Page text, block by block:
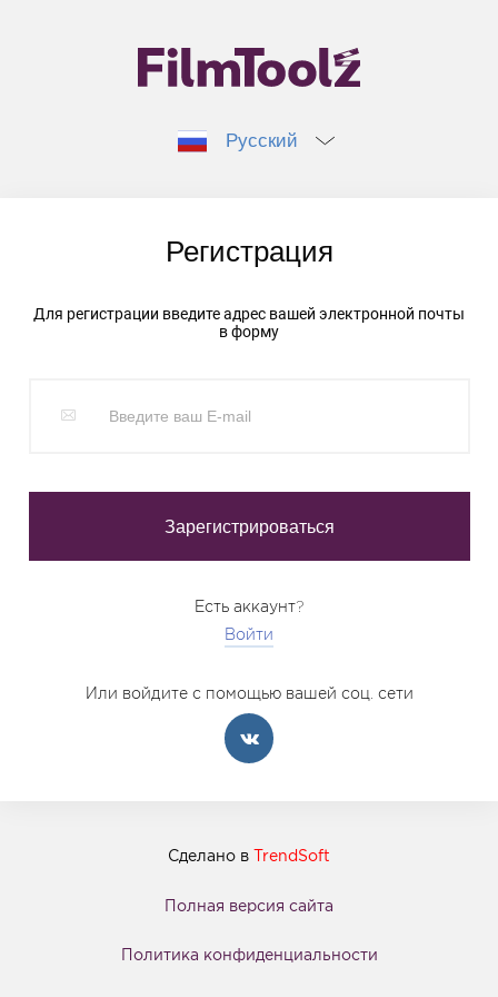
Русский
Регистрация
Для регистрации введите адрес вашей электронной почты
в форму
Есть аккаунт?
Войти
Или войдите с помощью вашей соц. сети
Сделано в TrendSoft
Полная версия сайта
Политика конфиденциальности